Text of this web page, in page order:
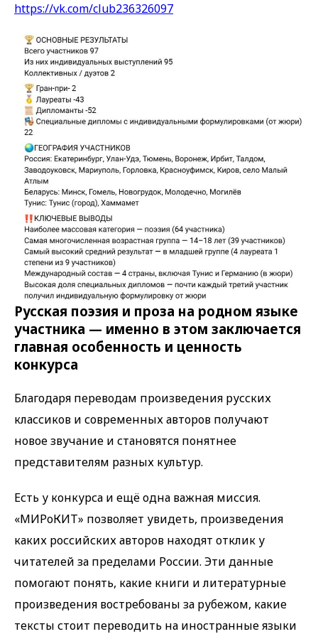
https://vk.com/club236326097
Русская поэзия и проза на родном языке
участника — именно в этом заключается
главная особенность и ценность
конкурса
Благодаря переводам произведения русских
классиков и современных авторов получают
новое звучание и становятся понятнее
представителям разных культур.
Есть у конкурса и ещё одна важная миссия.
«МИРоКИТ» позволяет увидеть, произведения
каких российских авторов находят отклик у
читателей за пределами России. Эти данные
помогают понять, какие книги и литературные
произведения востребованы за рубежом, какие
тексты стоит переводить на иностранные языки